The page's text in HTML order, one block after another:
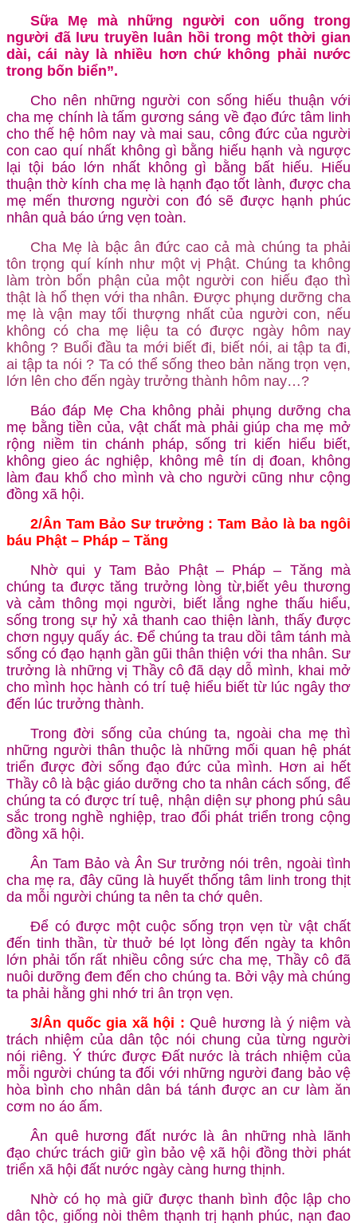
Sữa Mẹ mà những người con uống trong
người đã lưu truyền luân hồi trong một thời gian
dài, cái này là nhiều hơn chứ không phải nước
trong bốn biển”.
Cho nên những người con sống hiếu thuận với
cha mẹ chính là tấm gương sáng về đạo đức tâm linh
cho thế hệ hôm nay và mai sau, công đức của người
con cao quí nhất không gì bằng hiếu hạnh và ngược
lại tội báo lớn nhất không gì bằng bất hiếu. Hiếu
thuận thờ kính cha mẹ là hạnh đạo tốt lành, được cha
mẹ mến thương người con đó sẽ được hạnh phúc
nhân quả báo ứng vẹn toàn.
Cha Mẹ là bậc ân đức cao cả mà chúng ta phải
tôn trọng quí kính như một vị Phật. Chúng ta không
làm tròn bổn phận của một người con hiếu đạo thì
thật là hổ thẹn với tha nhân. Được phụng dưỡng cha
mẹ là vận may tối thượng nhất của người con, nếu
không có cha mẹ liệu ta có được ngày hôm nay
không ? Buổi đầu ta mới biết đi, biết nói, ai tập ta đi,
ai tập ta nói ? Ta có thể sống theo bản năng trọn vẹn,
lớn lên cho đến ngày trưởng thành hôm nay…?
Báo đáp Mẹ Cha không phải phụng dưỡng cha
mẹ bằng tiền của, vật chất mà phải giúp cha mẹ mở
rộng niềm tin chánh pháp, sống tri kiến hiểu biết,
không gieo ác nghiệp, không mê tín dị đoan, không
làm đau khổ cho mình và cho người cũng như cộng
đồng xã hội.
2/Ân Tam Bảo Sư trưởng : Tam Bảo là ba ngôi
báu Phật – Pháp – Tăng
Nhờ qui y Tam Bảo Phật – Pháp – Tăng mà
chúng ta được tăng trưởng lòng từ,biết yêu thương
và cảm thông mọi người, biết lắng nghe thấu hiểu,
sống trong sự hỷ xả thanh cao thiện lành, thấy được
chơn ngụy quấy ác. Để chúng ta trau dồi tâm tánh mà
sống có đạo hạnh gần gũi thân thiện với tha nhân. Sư
trưởng là những vị Thầy cô đã dạy dỗ mình, khai mở
cho mình học hành có trí tuệ hiểu biết từ lúc ngây thơ
đến lúc trưởng thành.
Trong đời sống của chúng ta, ngoài cha mẹ thì
những người thân thuộc là những mối quan hệ phát
triển được đời sống đạo đức của mình. Hơn ai hết
Thầy cô là bậc giáo dưỡng cho ta nhân cách sống, để
chúng ta có được trí tuệ, nhận diện sự phong phú sâu
sắc trong nghề nghiệp, trao đổi phát triển trong cộng
đồng xã hội.
Ân Tam Bảo và Ân Sư trưởng nói trên, ngoài tình
cha mẹ ra, đây cũng là huyết thống tâm linh trong thịt
da mỗi người chúng ta nên ta chớ quên.
Để có được một cuộc sống trọn vẹn từ vật chất
đến tinh thần, từ thuở bé lọt lòng đến ngày ta khôn
lớn phải tốn rất nhiều công sức cha mẹ, Thầy cô đã
nuôi dưỡng đem đến cho chúng ta. Bởi vậy mà chúng
ta phải hằng ghi nhớ tri ân trọn vẹn.
3/Ân quốc gia xã hội : Quê hương là ý niệm và
trách nhiệm của dân tộc nói chung của từng người
nói riêng. Ý thức được Đất nước là trách nhiệm của
mỗi người chúng ta đối với những người đang bảo vệ
hòa bình cho nhân dân bá tánh được an cư làm ăn
cơm no áo ấm.
Ân quê hương đất nước là ân những nhà lãnh
đạo chức trách giữ gìn bảo vệ xã hội đồng thời phát
triển xã hội đất nước ngày càng hưng thịnh.
Nhờ có họ mà giữ được thanh bình độc lập cho
dân tộc, giống nòi thêm thạnh trị hạnh phúc, nạn đao